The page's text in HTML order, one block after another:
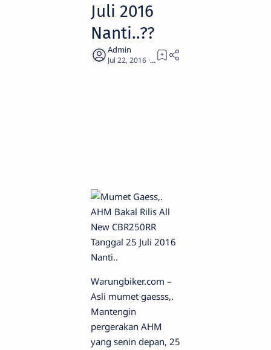
Juli 2016
Nanti..??
2
Warungbiker.com –
Asli mumet gaesss,.
Mantengin
pergerakan AHM
yang senin depan, 25